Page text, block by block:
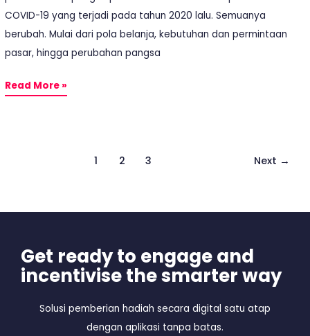
COVID-19 yang terjadi pada tahun 2020 lalu. Semuanya
berubah. Mulai dari pola belanja, kebutuhan dan permintaan
pasar, hingga perubahan pangsa
Read More »
1 2 3 Next →
Get ready to engage and
incentivise the smarter way
Solusi pemberian hadiah secara digital satu atap
dengan aplikasi tanpa batas.